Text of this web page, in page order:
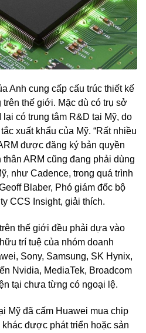
Anh cung cấp cấu trúc thiết kế
thế giới. Mặc dù có trụ sở
có trung tâm R&D tại Mỹ, do
xuất khẩu của Mỹ. “Rất nhiều
được đăng ký bản quyền
ARM cũng đang phải dùng
như Cadence, trong quá trình
Blaber, Phó giám đốc bộ
CCS Insight, giải thích.
thế giới đều phải dựa vào
trí tuệ của nhóm doanh
Sony, Samsung, SK Hynix,
Nvidia, MediaTek, Broadcom
tại chưa từng có ngoại lệ.
Mỹ đã cấm Huawei mua chip
được phát triển hoặc sản